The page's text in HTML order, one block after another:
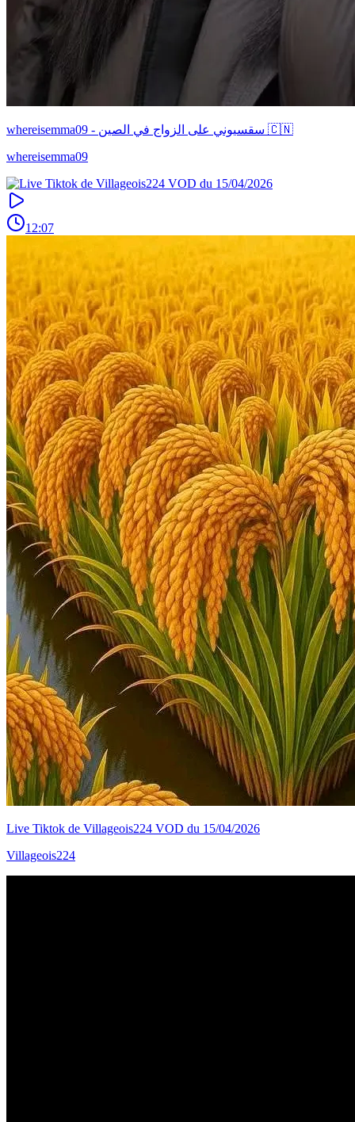
whereisemma09 - سقسيوني على الزواج في الصين 🇨🇳
whereisemma09
12:07
Live Tiktok de Villageois224 VOD du 15/04/2026
Villageois224